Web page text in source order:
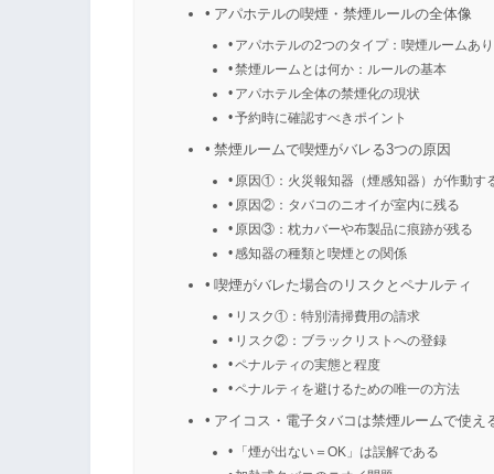
アパホテルの喫煙・禁煙ルールの全体像
アパホテルの2つのタイプ：喫煙ルームあ
禁煙ルームとは何か：ルールの基本
アパホテル全体の禁煙化の現状
予約時に確認すべきポイント
禁煙ルームで喫煙がバレる3つの原因
原因①：火災報知器（煙感知器）が作動す
原因②：タバコのニオイが室内に残る
原因③：枕カバーや布製品に痕跡が残る
感知器の種類と喫煙との関係
喫煙がバレた場合のリスクとペナルティ
リスク①：特別清掃費用の請求
リスク②：ブラックリストへの登録
ペナルティの実態と程度
ペナルティを避けるための唯一の方法
アイコス・電子タバコは禁煙ルームで使え
「煙が出ない＝OK」は誤解である